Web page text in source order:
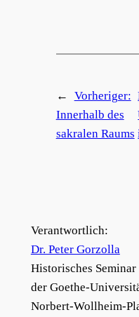
←
Vorheriger:
Innerhalb des
sakralen Raums
Verantwortlich:
Dr. Peter Gorzolla
Historisches Seminar
der Goethe-
Norbert-Wollheim-